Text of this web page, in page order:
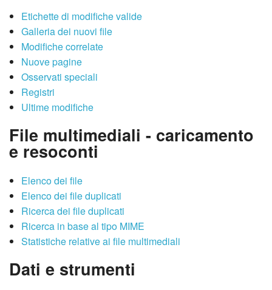
Etichette di modifiche valide
Galleria dei nuovi file
Modifiche correlate
Nuove pagine
Osservati speciali
Registri
Ultime modifiche
File multimediali - caricamento
e resoconti
Elenco dei file
Elenco dei file duplicati
Ricerca dei file duplicati
Ricerca in base al tipo MIME
Statistiche relative ai file multimediali
Dati e strumenti